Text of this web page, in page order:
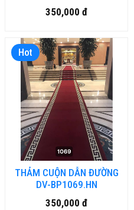
350,000 đ
Hot
THẢM CUỘN DẪN ĐƯỜNG
DV-BP1069.HN
350,000 đ